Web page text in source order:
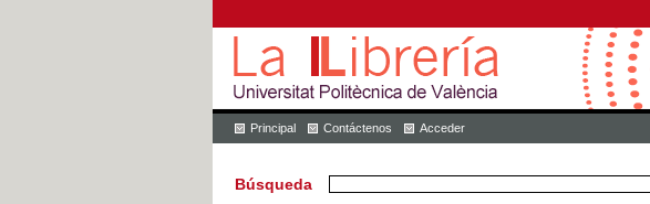
Principal Contáctenos Acceder
Búsqueda